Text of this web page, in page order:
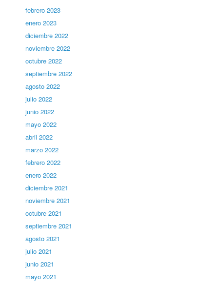
febrero 2023
enero 2023
diciembre 2022
noviembre 2022
octubre 2022
septiembre 2022
agosto 2022
julio 2022
junio 2022
mayo 2022
abril 2022
marzo 2022
febrero 2022
enero 2022
diciembre 2021
noviembre 2021
octubre 2021
septiembre 2021
agosto 2021
julio 2021
junio 2021
mayo 2021